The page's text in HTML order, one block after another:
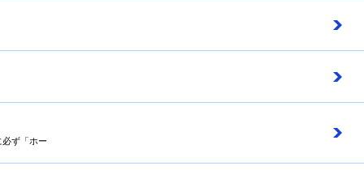
ず「ホー